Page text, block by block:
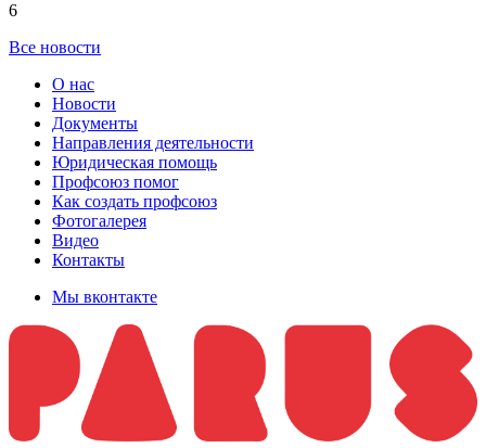
6
Все новости
О нас
Новости
Документы
Направления деятельности
Юридическая помощь
Профсоюз помог
Как создать профсоюз
Фотогалерея
Видео
Контакты
Мы вконтакте